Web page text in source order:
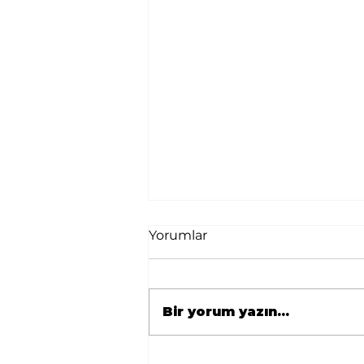
Yorumlar
Bir yorum yazın...